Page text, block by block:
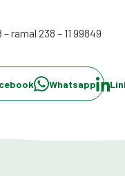
ramal 238 – 11 99849
Whatsapp